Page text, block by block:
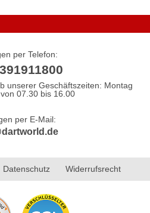
per Telefon:
unserer Geschäftszeiten: Montag
07.30 bis 16.00
per E-Mail:
Datenschutz Widerrufsrecht